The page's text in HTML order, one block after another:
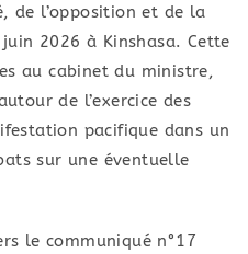
de l’opposition et de la
2026 à Kinshasa. Cette
au cabinet du ministre,
de l’exercice des
pacifique dans un
sur une éventuelle
le communiqué n°17